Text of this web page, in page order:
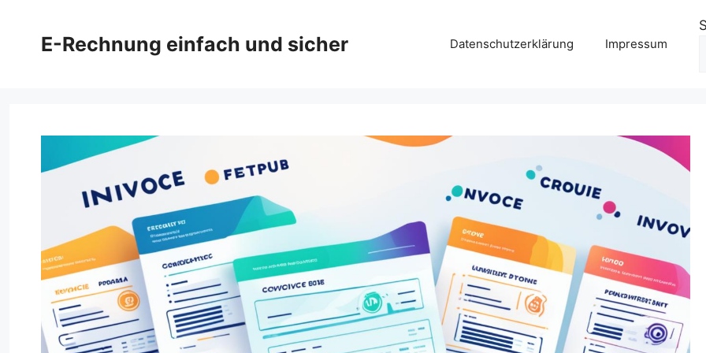
springenE-Rechnung einfach und sicher Datenschutzerklärung Impressum